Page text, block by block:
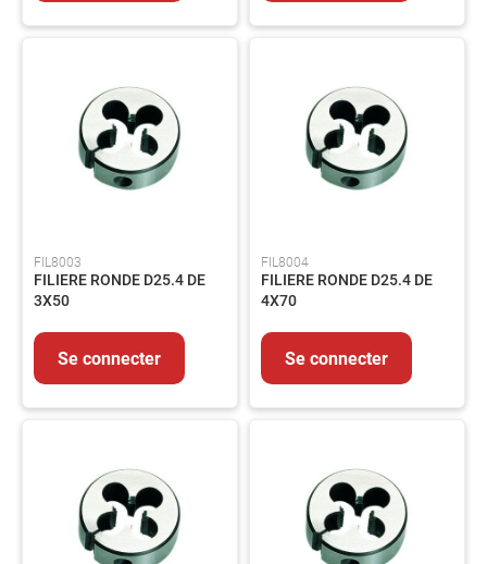
tube
ABRASIFS
Abrasifs
Agglomérés
SOUDAGE
Soudage
MMA
Soudage
du
Soudeur
Soudage
Flamme
FIL8003
FILIERE RONDE D25.4 DE
3X50
Se connecter
FIL8004
FILIERE RONDE D25.4 DE
4X70
Se connecter